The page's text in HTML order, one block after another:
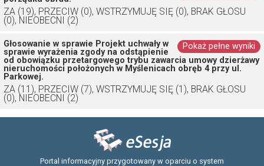
ZA (19), PRZECIW (0), WSTRZYMUJĘ SIĘ (0), BRAK GŁOSU
(0), NIEOBECNI (2)
Pokaż pełne wyniki
Głosowanie w sprawie Projekt uchwały w
sprawie wyrażenia zgody na odstąpienie
od obowiązku przetargowego trybu zawarcia umowy dzierżawy
nieruchomości położonych w Myślenicach obręb 4 przy ul.
Parkowej.
ZA (11), PRZECIW (7), WSTRZYMUJĘ SIĘ (1), BRAK GŁOSU
(0), NIEOBECNI (2)
Portal informacyjny przygotowany w oparciu o system